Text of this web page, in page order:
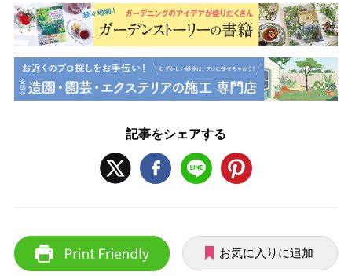
記事をシェアする
お気に入りに追加